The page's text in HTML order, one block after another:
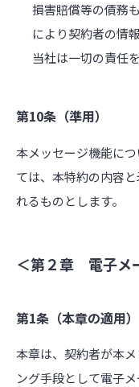
損害賠償等の債務
により契約者の情
当社は一切の責任
第10条（準用）
本メッセージ機能に
ては、本特約の内容
れるものとします。
＜第２章 電子メ
第1条（本章の適用）
本章は、契約者が本
ング手段として電子